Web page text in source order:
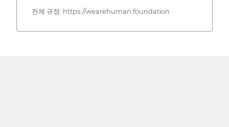
전체 규정: https://wearehuman.foundation